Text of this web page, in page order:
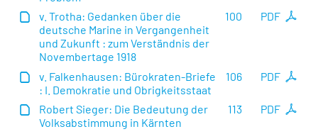
PDF
100
v. Trotha: Gedanken über die
deutsche Marine in Vergangenheit
und Zukunft : zum Verständnis der
Novembertage 1918
PDF
106
v. Falkenhausen: Bürokraten-Briefe
: I. Demokratie und Obrigkeitsstaat
PDF
113
Robert Sieger: Die Bedeutung der
Volksabstimmung in Kärnten